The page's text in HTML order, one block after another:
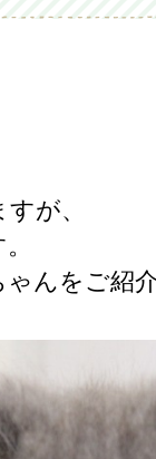
が、
んをご紹